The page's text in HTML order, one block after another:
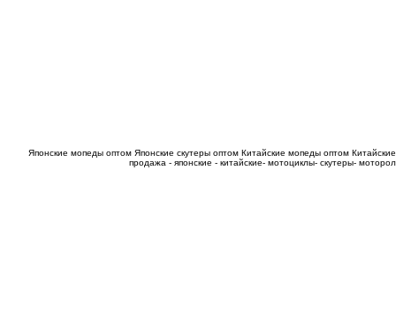
Японские мопеды оптом Японские скутеры оптом Китайские мопеды оптом
продажа - японские - китайские- мотоциклы- скутеры-